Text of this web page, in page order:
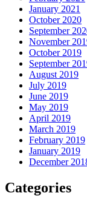
January 2021
October 2020
September
November
October 2019
September
August 2019
July 2019
June 2019
May 2019
April 2019
March 2019
February 2019
January 2019
December
Categories